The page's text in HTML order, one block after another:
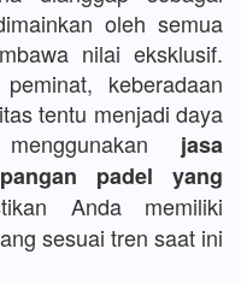
oleh semua
nilai eksklusif.
keberadaan
tentu menjadi daya
jasa
padel yang
Anda memiliki
sesuai tren saat ini